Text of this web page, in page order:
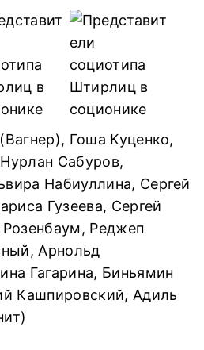
Гоша Куценко,
Сабуров,
Набиуллина, Сергей
Гузеева, Сергей
Реджеп
Арнольд
Гагарина, Биньямин
Кашпировский, Адиль